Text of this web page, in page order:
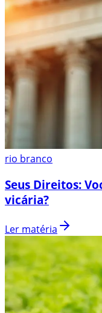
rio branco
Seus Direitos:
vicária?
Ler matéria